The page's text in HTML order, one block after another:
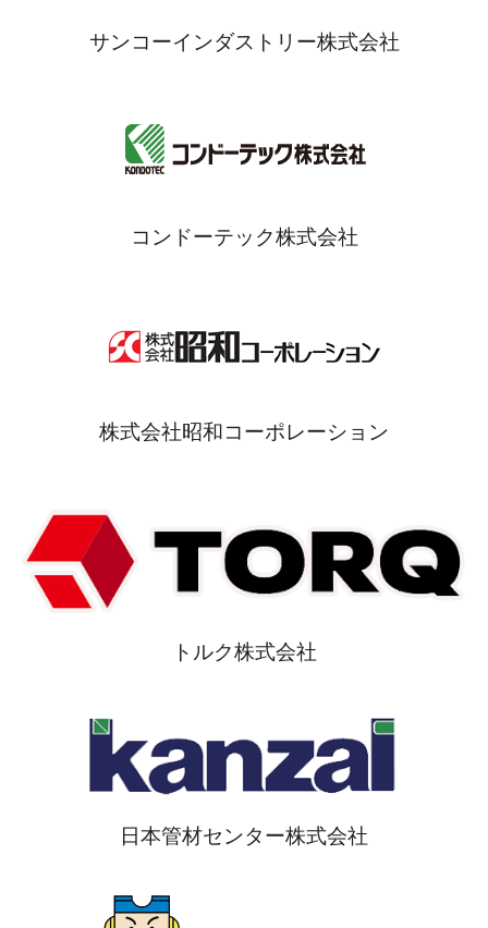
サンコーインダストリー株式会社
コンドーテック株式会社
株式会社昭和コーポレーション
トルク株式会社
日本管材センター株式会社